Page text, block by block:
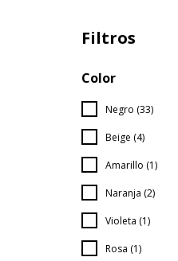
Filtros
Color
Negro (33)
Beige (4)
Amarillo (1)
Naranja (2)
Violeta (1)
Rosa (1)